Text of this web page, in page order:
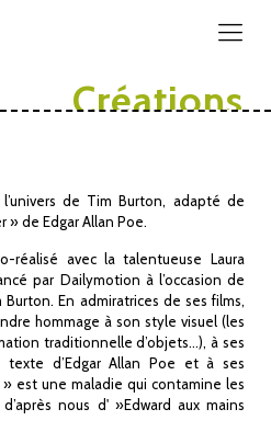
Créations
de Tim Burton, adapté de
» de Edgar Allan Poe.
réalisé avec la talentueuse Laura
par Dailymotion à l’occasion de
Burton. En admiratrices de ses films,
hommage à son style visuel (les
traditionnelle d’objets…), à ses
d’Edgar Allan Poe et à ses
est une maladie qui contamine les
nous d' »Edward aux mains